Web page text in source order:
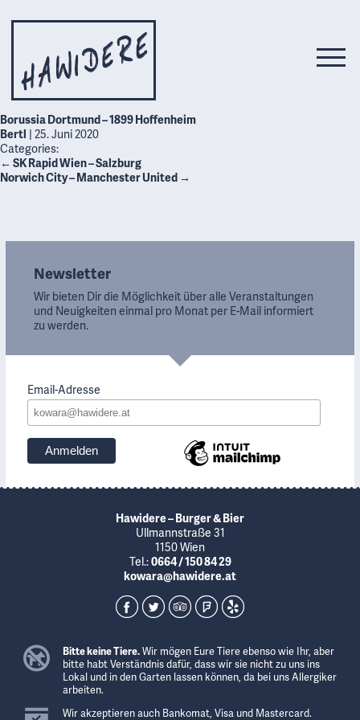
Borussia Dortmund – 1899 Hoffenheim
Bertl | 25. Juni 2020
Categories:
← SK Rapid Wien – Salzburg
Norwich City – Manchester United →
Newsletter
Wir bieten Dir die Möglichkeit über alle Veranstaltungen
und Neuigkeiten einmal pro Monat per E-Mail informiert
zu werden.
Email-Adresse
Hawidere – Burger & Bier
Ullmannstraße 31
1150 Wien
Tel.:0664 / 150 84 29
kowara@hawidere.at
Bitte keine Tiere.Wir mögen Eure Tiere ebenso wie Ihr, aber
bitte habt Verständnis dafür, dass wir sie nicht zu uns ins
Lokal und in den Garten lassen können, da bei uns Allergiker
arbeiten.
Wir akzeptieren auch Bankomat, Visa und Mastercard.